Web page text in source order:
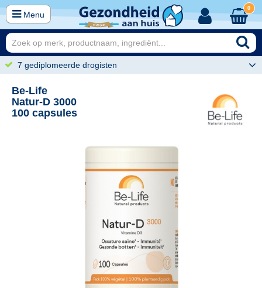
Menu
0
7 gediplomeerde drogisten
Be-Life
Natur-D 3000
100 capsules
19, 95